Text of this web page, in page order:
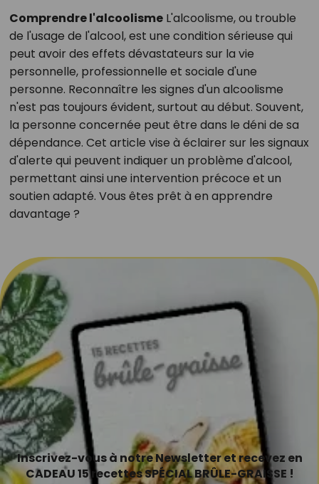
Comprendre l'alcoolismeL'alcoolisme, ou trouble
de l'usage de l'alcool, est une condition sérieuse qui
peut avoir des effets dévastateurs sur la vie
personnelle, professionnelle et sociale d'une
personne. Reconnaître les signes d'un alcoolisme
n'est pas toujours évident, surtout au début. Souvent,
la personne concernée peut être dans le déni de sa
dépendance. Cet article vise à éclairer sur les signaux
d'alerte qui peuvent indiquer un problème d'alcool,
permettant ainsi une intervention précoce et un
soutien adapté. Vous êtes prêt à en apprendre
davantage ?
Inscrivez-vous à notre Newsletter et recevez en
CADEAU 15 recettes SPÉCIAL BRÛLE-GRAISSE !